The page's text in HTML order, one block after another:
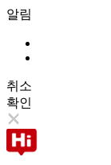
알림
취소
확인